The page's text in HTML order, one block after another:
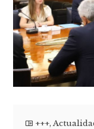
+++,